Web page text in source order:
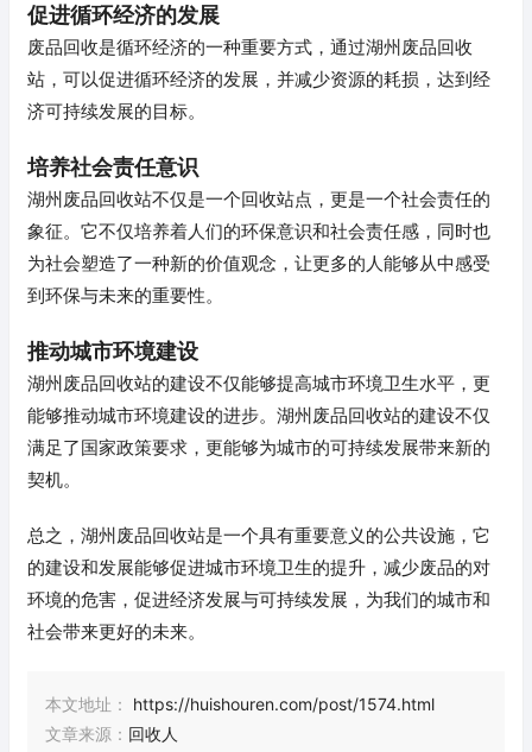
促进循环经济的发展
废品回收是循环经济的一种重要方式，通过湖州废品回收
站，可以促进循环经济的发展，并减少资源的耗损，达到经
济可持续发展的目标。
培养社会责任意识
湖州废品回收站不仅是一个回收站点，更是一个社会责任的
象征。它不仅培养着人们的环保意识和社会责任感，同时也
为社会塑造了一种新的价值观念，让更多的人能够从中感受
到环保与未来的重要性。
推动城市环境建设
湖州废品回收站的建设不仅能够提高城市环境卫生水平，更
能够推动城市环境建设的进步。湖州废品回收站的建设不仅
满足了国家政策要求，更能够为城市的可持续发展带来新的
契机。
总之，湖州废品回收站是一个具有重要意义的公共设施，它
的建设和发展能够促进城市环境卫生的提升，减少废品的对
环境的危害，促进经济发展与可持续发展，为我们的城市和
社会带来更好的未来。
本文地址：
https://huishouren.com/post/1574.html
文章来源： 回收人